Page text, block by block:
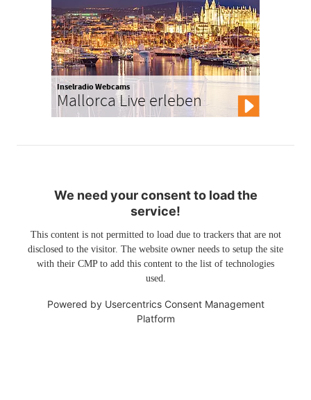
Inselradio Webcams
Mallorca Live erleben
We need your consent to load the
service!
This content is not permitted to load due to trackers that are not
disclosed to the visitor. The website owner needs to setup the site
with their CMP to add this content to the list of technologies
used.
Powered by Usercentrics Consent Management
Platform